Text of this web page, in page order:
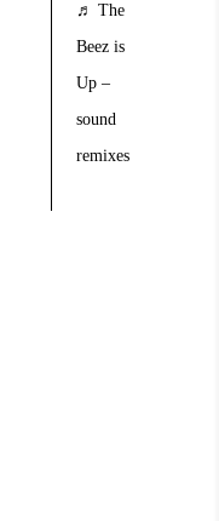
♬ The
Beez is
Up –
sound
remixes